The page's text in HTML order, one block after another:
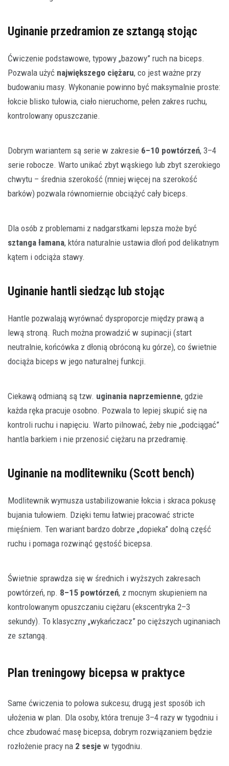
Uginanie przedramion ze sztangą stojąc
Ćwiczenie podstawowe, typowy „bazowy” ruch na biceps.
Pozwala użyć największego ciężaru, co jest ważne przy
budowaniu masy. Wykonanie powinno być maksymalnie proste:
łokcie blisko tułowia, ciało nieruchome, pełen zakres ruchu,
kontrolowany opuszczanie.
Dobrym wariantem są serie w zakresie 6–10 powtórzeń, 3–4
serie robocze. Warto unikać zbyt wąskiego lub zbyt szerokiego
chwytu – średnia szerokość (mniej więcej na szerokość
barków) pozwala równomiernie obciążyć cały biceps.
Dla osób z problemami z nadgarstkami lepsza może być
sztanga łamana, która naturalnie ustawia dłoń pod delikatnym
kątem i odciąża stawy.
Uginanie hantli siedząc lub stojąc
Hantle pozwalają wyrównać dysproporcje między prawą a
lewą stroną. Ruch można prowadzić w supinacji (start
neutralnie, końcówka z dłonią obróconą ku górze), co świetnie
dociąża biceps w jego naturalnej funkcji.
Ciekawą odmianą są tzw. uginania naprzemienne, gdzie
każda ręka pracuje osobno. Pozwala to lepiej skupić się na
kontroli ruchu i napięciu. Warto pilnować, żeby nie „podciągać”
hantla barkiem i nie przenosić ciężaru na przedramię.
Uginanie na modlitewniku (Scott bench)
Modlitewnik wymusza ustabilizowanie łokcia i skraca pokusę
bujania tułowiem. Dzięki temu łatwiej pracować stricte
mięśniem. Ten wariant bardzo dobrze „dopieka” dolną część
ruchu i pomaga rozwinąć gęstość bicepsa.
Świetnie sprawdza się w średnich i wyższych zakresach
powtórzeń, np. 8–15 powtórzeń, z mocnym skupieniem na
kontrolowanym opuszczaniu ciężaru (ekscentryka 2–3
sekundy). To klasyczny „wykańczacz” po cięższych uginaniach
ze sztangą.
Plan treningowy bicepsa w praktyce
Same ćwiczenia to połowa sukcesu; drugą jest sposób ich
ułożenia w plan. Dla osoby, która trenuje 3–4 razy w tygodniu i
chce zbudować masę bicepsa, dobrym rozwiązaniem będzie
rozłożenie pracy na 2 sesje w tygodniu.